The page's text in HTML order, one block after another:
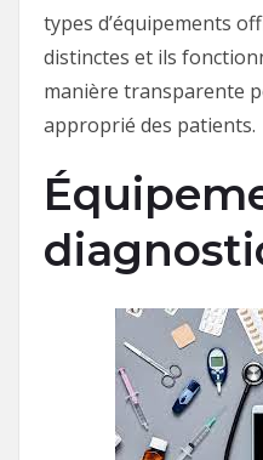
types d’équipements
distinctes et ils
manière transparente
approprié des patients.